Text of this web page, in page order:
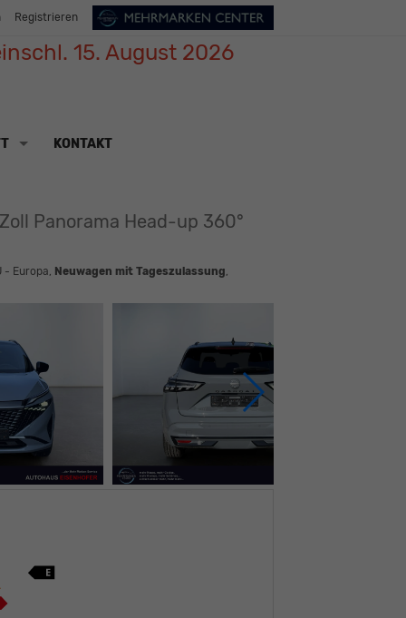
Registrieren
15. August 2026
KONTAKT
Panorama Head-up 360°
- Europa, Neuwagen mit Tageszulassung,